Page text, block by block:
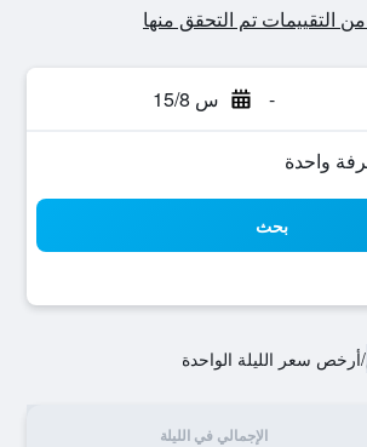
- س 15/8
بحث
/أرخص سعر الليلة الواحدة
الإجمالي في الليلة